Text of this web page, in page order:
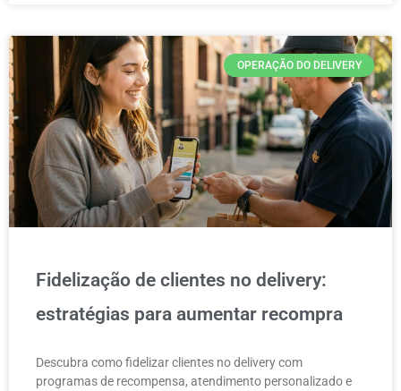
OPERAÇÃO DO DELIVERY
Fidelização de clientes no delivery:
estratégias para aumentar recompra
Descubra como fidelizar clientes no delivery com
programas de recompensa, atendimento personalizado e